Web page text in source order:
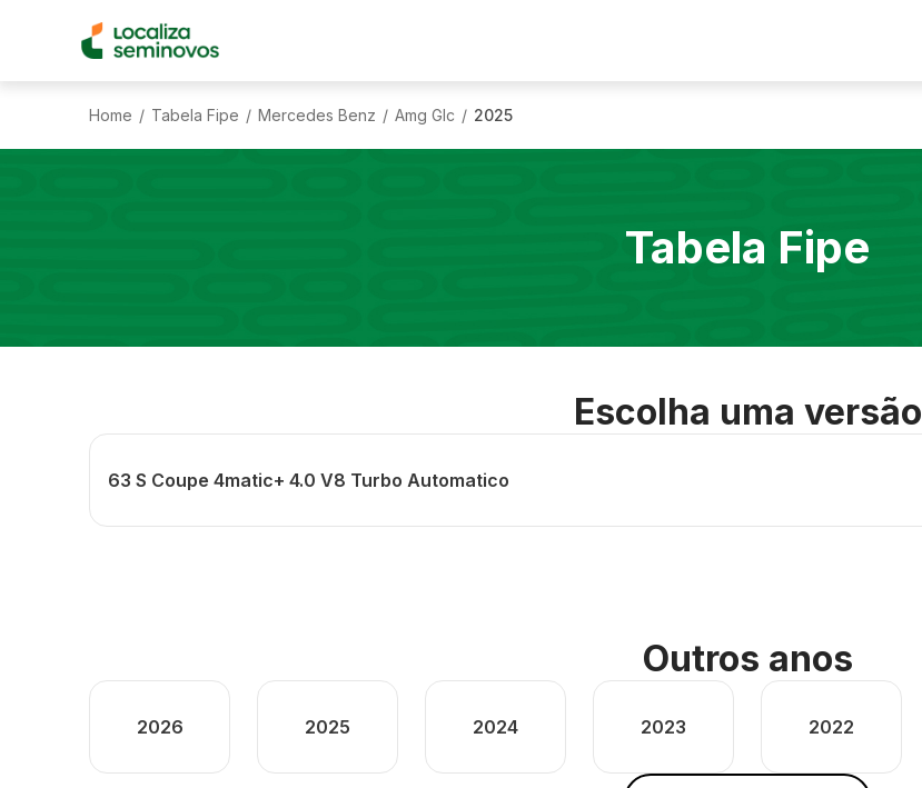
Home / Tabela Fipe / Mercedes Benz / Amg Glc / 2025
Tabela Fipe
Escolha uma versão
63 S Coupe 4matic+ 4.0 V8 Turbo Automatico
Outros anos
2026 2025 2024 2023 2022